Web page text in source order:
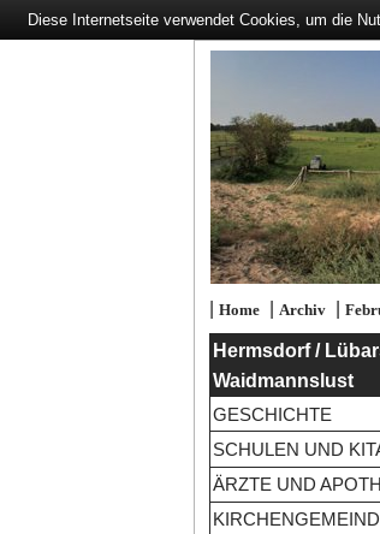
| Home| Archiv|
Hermsdorf /
Waidmannslust
GESCHICHTE
SCHULEN UND
ÄRZTE UND
Diese Internetseite verwendet Cookies, um die